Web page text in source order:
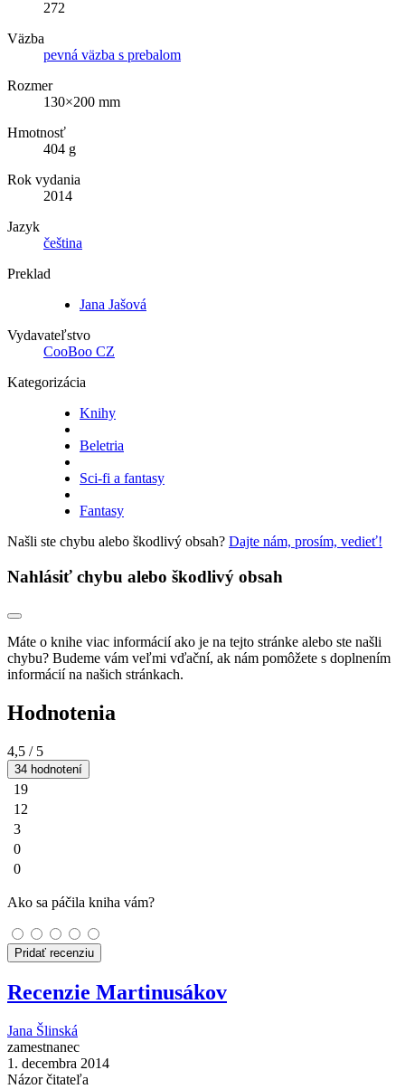
272
Väzba
pevná väzba s prebalom
Rozmer
130×200 mm
Hmotnosť
404 g
Rok vydania
2014
Jazyk
čeština
Preklad
Jana Jašová
Vydavateľstvo
CooBoo CZ
Kategorizácia
Knihy
Beletria
Sci-fi a fantasy
Fantasy
Našli ste chybu alebo škodlivý obsah? Dajte nám, prosím, vedieť!
Nahlásiť chybu alebo škodlivý obsah
Máte o knihe viac informácií ako je na tejto stránke alebo ste našli
chybu? Budeme vám veľmi vďační, ak nám pomôžete s doplnením
informácií na našich stránkach.
Hodnotenia
4,5 / 5
34 hodnotení
19
12
3
0
0
Ako sa páčila kniha vám?
Pridať recenziu
Recenzie Martinusákov
Jana Šlinská
zamestnanec
1. decembra 2014
Názor čitateľa